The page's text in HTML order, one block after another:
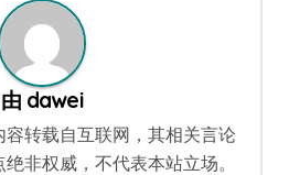
由 dawei
容转载自互联网，其相关言论
非权威，不代表本站立场。